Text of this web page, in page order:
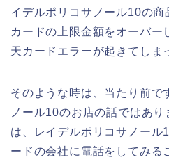
イデルポリコサノール10の
カードの上限金額をオーバー
天カードエラーが起きてしま
そのような時は、当たり前で
ノール10のお店の話ではあ
は、レイデルポリコサノール
ードの会社に電話をしてみる